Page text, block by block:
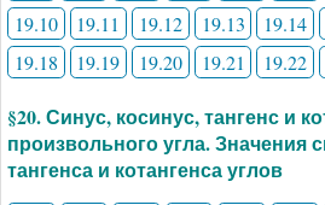
19.10
19.11 19.12 19.13 19.14
19.18
19.19 19.20 19.21 19.22
§20. Синус, косинус, тангенс и
произвольного угла. Значения
тангенса и котангенса углов